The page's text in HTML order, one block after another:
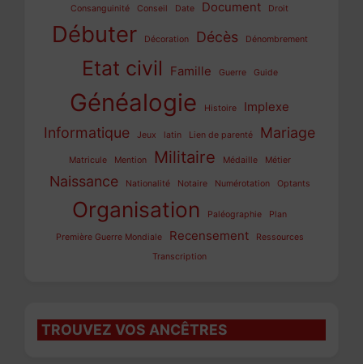
Consanguinité
Conseil Date Document Droit
Débuter Décoration Décès Dénombrement
Etat civil Famille Guerre Guide
Généalogie Histoire Implexe
Informatique Jeux latin Lien de parenté Mariage
Matricule Mention Militaire Médaille Métier
Naissance Nationalité Notaire Numérotation Optants
Organisation Paléographie Plan
Première Guerre Mondiale Recensement
Ressources
Transcription
TROUVEZ VOS ANCÊTRES